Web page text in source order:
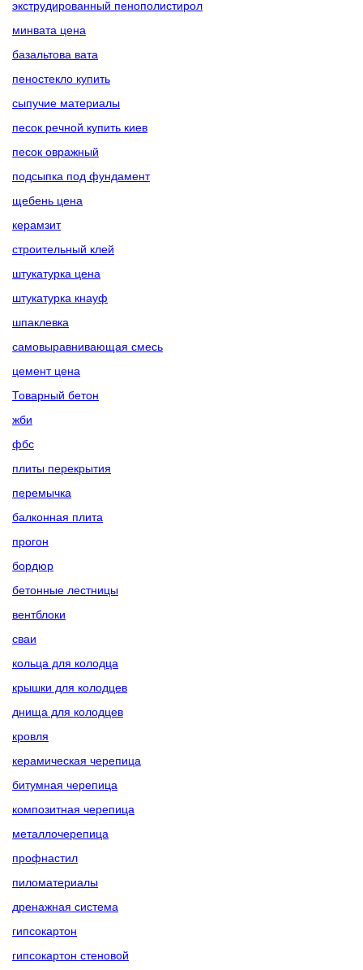
экструдированный пенополистирол
минвата цена
базальтова вата
пеностекло купить
сыпучие материалы
песок речной купить киев
песок овражный
подсыпка под фундамент
щебень цена
керамзит
строительный клей
штукатурка цена
штукатурка кнауф
шпаклевка
самовыравнивающая смесь
цемент цена
Товарный бетон
жби
фбс
плиты перекрытия
перемычка
балконная плита
прогон
бордюр
бетонные лестницы
вентблоки
сваи
кольца для колодца
крышки для колодцев
днища для колодцев
кровля
керамическая черепица
битумная черепица
композитная черепица
металлочерепица
профнастил
пиломатериалы
дренажная система
гипсокартон
гипсокартон стеновой